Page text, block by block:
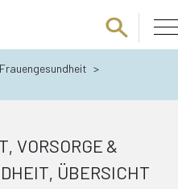
Frauengesundheit >
, VORSORGE &
, ÜBERSICHT